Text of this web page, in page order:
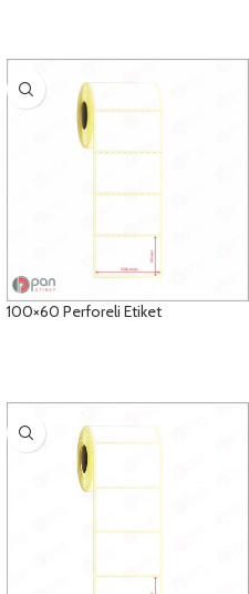
100×60 Perforeli Etiket